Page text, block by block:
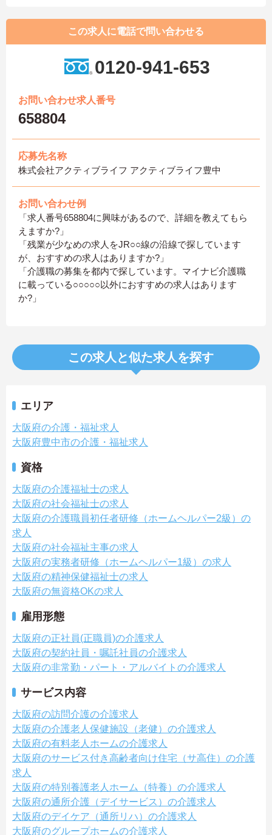
この求人に電話で問い合わせる
0120-941-653
お問い合わせ求人番号
658804
応募先名称
株式会社アクティブライフ アクティブライフ豊中
お問い合わせ例
「求人番号658804に興味があるので、詳細を教えてもら
えますか?」
「残業が少なめの求人をJR○○線の沿線で探しています
が、おすすめの求人はありますか?」
「介護職の募集を都内で探しています。マイナビ介護職
に載っている○○○○○以外におすすめの求人はあります
か?」
この求人と似た求人を探す
エリア
大阪府の介護・福祉求人
大阪府豊中市の介護・福祉求人
資格
大阪府の介護福祉士の求人
大阪府の社会福祉士の求人
大阪府の介護職員初任者研修（ホームヘルパー2級）の
求人
大阪府の社会福祉主事の求人
大阪府の実務者研修（ホームヘルパー1級）の求人
大阪府の精神保健福祉士の求人
大阪府の無資格OKの求人
雇用形態
大阪府の正社員(正職員)の介護求人
大阪府の契約社員・嘱託社員の介護求人
大阪府の非常勤・パート・アルバイトの介護求人
サービス内容
大阪府の訪問介護の介護求人
大阪府の介護老人保健施設（老健）の介護求人
大阪府の有料老人ホームの介護求人
大阪府のサービス付き高齢者向け住宅（サ高住）の介護
求人
大阪府の特別養護老人ホーム（特養）の介護求人
大阪府の通所介護（デイサービス）の介護求人
大阪府のデイケア（通所リハ）の介護求人
大阪府のグループホームの介護求人